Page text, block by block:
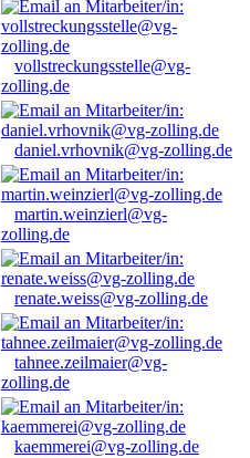
vollstreckungsstelle@vg-
zolling.de
daniel.vrhovnik@vg-zolling.de
martin.weinzierl@vg-
zolling.de
renate.weiss@vg-zolling.de
tahnee.zeilmaier@vg-
zolling.de
kaemmerei@vg-zolling.de